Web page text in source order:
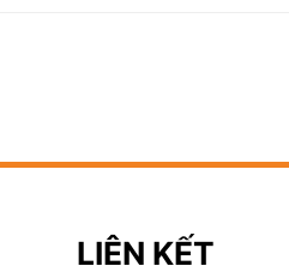
LIÊN KẾT